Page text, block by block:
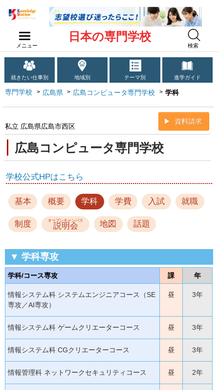
メニュー
日本の専門学校
検索
就きたい仕事別 地域別 テーマ別 進学ガイド
専門学校 広島県 広島コンピュータ専門学校 学科
広島コンピュータ専門学校
私立 広島県広島市西区
資料請求
学校公式HPはこちら
基本 概要 学科 学費 入試 就職
制度 オープンキャンパス
説明会 地図 話題
▼ 学科専攻
学科/コース専攻 課 年
情報システム科 システムエンジニアコース（SE
専攻／AI専攻）
昼 3年
情報システム科 ゲームクリエーターコース 昼 3年
情報システム科 CGクリエーターコース 昼 3年
情報管理科 ネットワークセキュリティコース 昼 2年